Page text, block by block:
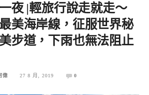
夜 |輕旅行說走就走～
美海岸線，征服世界秘
步道，下雨也無法阻止
偉 27 8 月, 2019 0